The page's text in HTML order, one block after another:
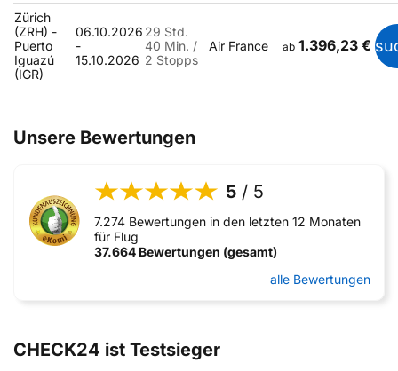
Zürich
(ZRH) -
Puerto
Iguazú
(IGR)
06.10.2026
-
15.10.2026
29 Std.
40 Min. /
2 Stopps
Air France ab 1.396,23 €
Unsere Bewertungen
5 / 5
7.274 Bewertungen in den letzten 12 Monaten
für Flug
37.664 Bewertungen (gesamt)
alle Bewertungen
CHECK24 ist Testsieger